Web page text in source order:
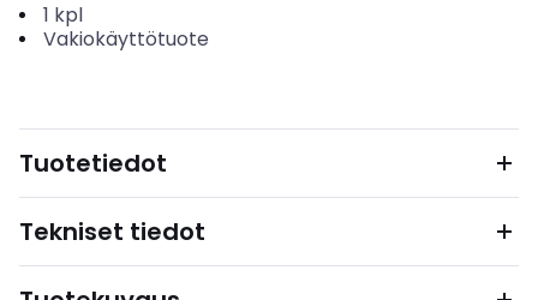
1 kpl
Vakiokäyttötuote
Tuotetiedot
Tekniset tiedot